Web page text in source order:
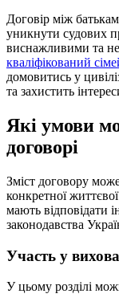
Договір між
уникнути судових
виснажливими та
кваліфікований
домовитись у
та захистить
Які умови
договорі
Зміст договору
конкретної
мають відповідати
законодавства
Участь у
У цьому розділі